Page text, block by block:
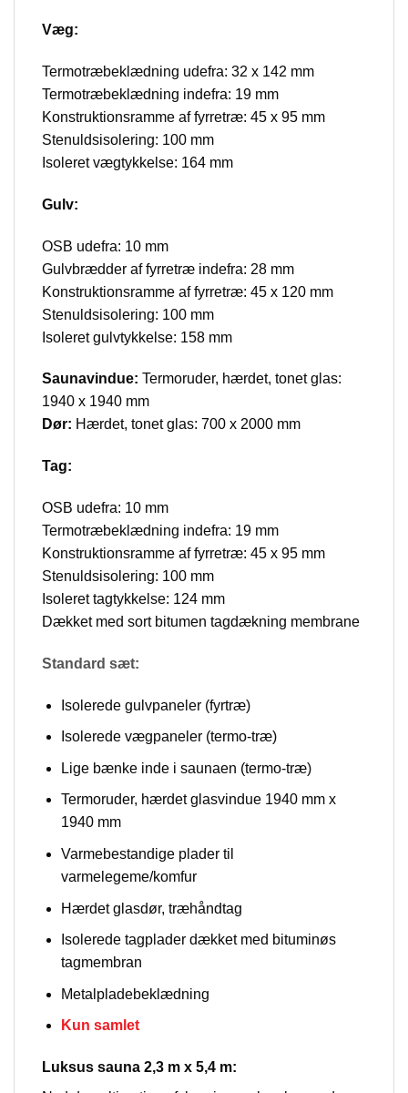
Væg:
Termotræbeklædning udefra: 32 x 142 mm
Termotræbeklædning indefra: 19 mm
Konstruktionsramme af fyrretræ: 45 x 95 mm
Stenuldsisolering: 100 mm
Isoleret vægtykkelse: 164 mm
Gulv:
OSB udefra: 10 mm
Gulvbrædder af fyrretræ indefra: 28 mm
Konstruktionsramme af fyrretræ: 45 x 120 mm
Stenuldsisolering: 100 mm
Isoleret gulvtykkelse: 158 mm
Saunavindue: Termoruder, hærdet, tonet glas:
1940 x 1940 mm
Dør: Hærdet, tonet glas: 700 x 2000 mm
Tag:
OSB udefra: 10 mm
Termotræbeklædning indefra: 19 mm
Konstruktionsramme af fyrretræ: 45 x 95 mm
Stenuldsisolering: 100 mm
Isoleret tagtykkelse: 124 mm
Dækket med sort bitumen tagdækning membrane
Standard sæt:
Isolerede gulvpaneler (fyrtræ)
Isolerede vægpaneler (termo-træ)
Lige bænke inde i saunaen (termo-træ)
Termoruder, hærdet glasvindue 1940 mm x
1940 mm
Varmebestandige plader til
varmelegeme/komfur
Hærdet glasdør, træhåndtag
Isolerede tagplader dækket med bituminøs
tagmembran
Metalpladebeklædning
Kun samlet
Luksus sauna 2,3 m x 5,4 m: